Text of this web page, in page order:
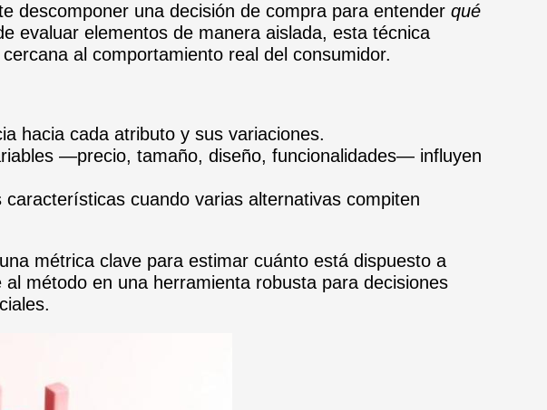
descomponer una decisión de compra para entender qué
evaluar elementos de manera aislada, esta técnica
al comportamiento real del consumidor.
hacia cada atributo y sus variaciones.
—precio, tamaño, diseño, funcionalidades— influyen
cuando varias alternativas compiten
métrica clave para estimar cuánto está dispuesto a
método en una herramienta robusta para decisiones